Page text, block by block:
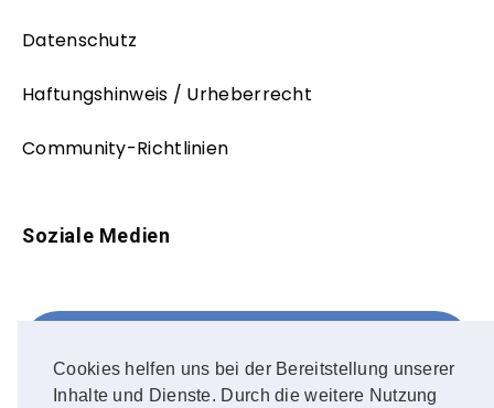
Cookies helfen uns bei der Bereitstellung unserer
Inhalte und Dienste. Durch die weitere Nutzung
Datenschutz
Haftungshinweis / Urheberrecht
Community-Richtlinien
Soziale Medien
FOLLOW ME!